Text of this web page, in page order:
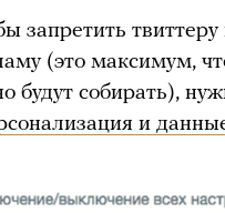
запретить
(это максимум,
будут собирать),
и